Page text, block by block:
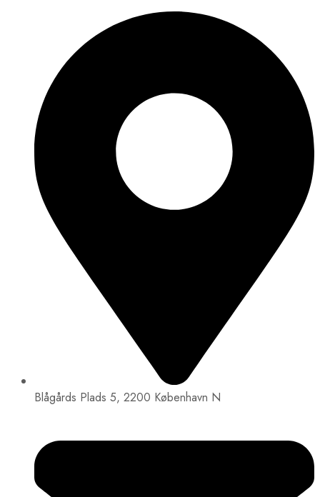
Blågårds Plads 5, 2200 København N